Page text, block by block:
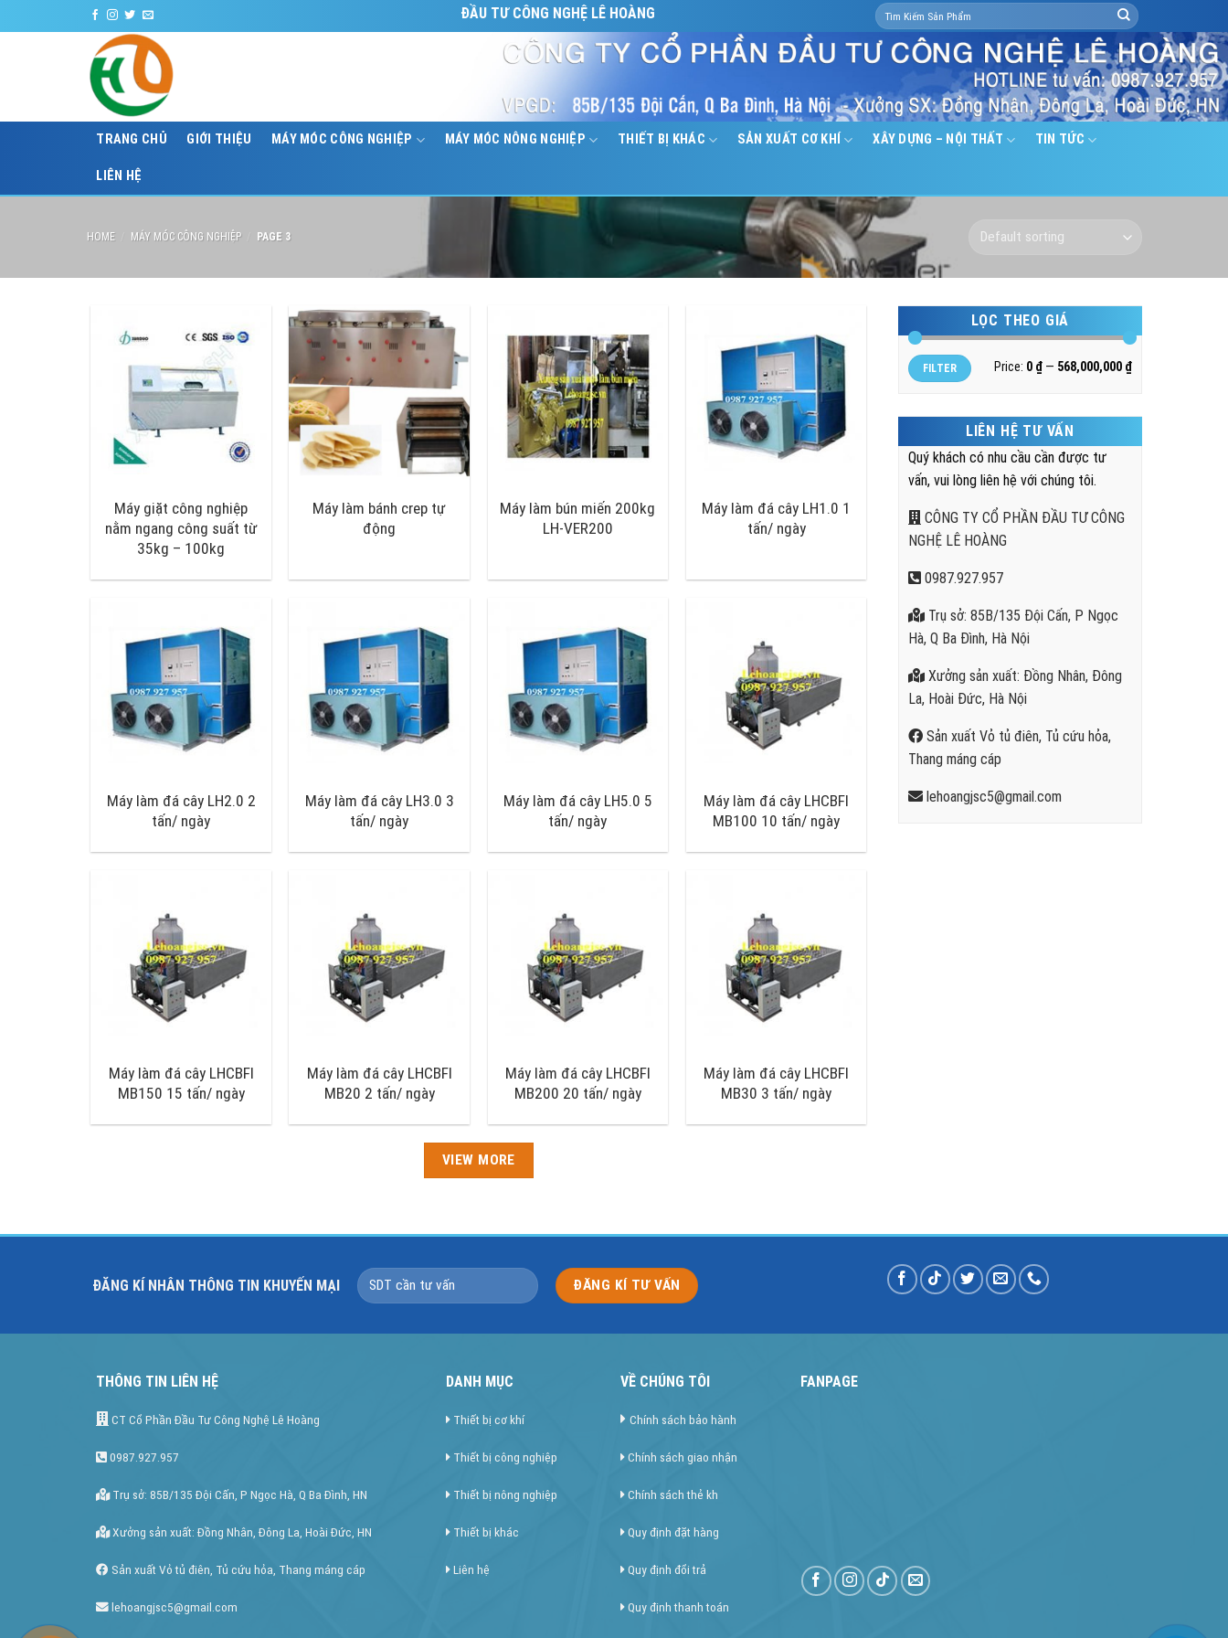
to
CÔNG TY CỔ PHẦN ĐẦU TƯ CÔNG NGHỆ LÊ HOÀNG
Search
for:
TRANG CHỦ GIỚI THIỆU MÁY MÓC CÔNG NGHIỆP MÁY MÓC NÔNG NGHIỆP THIẾT BỊ KHÁC SẢN XUẤT CƠ KHÍ XÂY DỰNG – NỘI THẤT TIN TỨC
LIÊN HỆ
HOME MÁY MÓC CÔNG NGHIỆP PAGE 3
Máy giặt công nghiệp
nằm ngang công suất từ
35kg – 100kg
Máy làm bánh crep tự
động
Máy làm bún miến 200kg
LH-VER200
Máy làm đá cây LH1.0 1
tấn/ ngày
Máy làm đá cây LH2.0 2
tấn/ ngày
Máy làm đá cây LH3.0 3
tấn/ ngày
Máy làm đá cây LH5.0 5
tấn/ ngày
Máy làm đá cây LHCBFI
MB100 10 tấn/ ngày
Máy làm đá cây LHCBFI
MB150 15 tấn/ ngày
Máy làm đá cây LHCBFI
MB20 2 tấn/ ngày
Máy làm đá cây LHCBFI
MB200 20 tấn/ ngày
Máy làm đá cây LHCBFI
MB30 3 tấn/ ngày
VIEW MORE
LỌC THEO GIÁ
Min
price
Max
priceFILTER Price: 0 ₫— 568,000,000 ₫
LIÊN HỆ TƯ VẤN
Quý khách có nhu cầu cần được tư
vấn, vui lòng liên hệ với chúng tôi.
CÔNG TY CỔ PHẦN ĐẦU TƯ CÔNG
NGHỆ LÊ HOÀNG
0987.927.957
Trụ sở: 85B/135 Đội Cấn, P Ngọc
Hà, Q Ba Đình, Hà Nội
Xưởng sản xuất: Đồng Nhân, Đông
La, Hoài Đức, Hà Nội
Sản xuất Vỏ tủ điên, Tủ cứu hỏa,
Thang máng cáp
lehoangjsc5@gmail.com
ĐĂNG KÍ NHÂN THÔNG TIN KHUYẾN MẠI
THÔNG TIN LIÊN HỆ
CT Cổ Phần Đầu Tư Công Nghệ Lê Hoàng
0987.927.957
Trụ sở: 85B/135 Đội Cấn, P Ngọc Hà, Q Ba Đình, HN
Xưởng sản xuất: Đồng Nhân, Đông La, Hoài Đức, HN
Sản xuất Vỏ tủ điên, Tủ cứu hỏa, Thang máng cáp
lehoangjsc5@gmail.com
DANH MỤC
Thiết bị cơ khí
Thiết bị công nghiệp
Thiết bị nông nghiệp
Thiết bị khác
Liên hệ
VỀ CHÚNG TÔI
Chính sách bảo hành
Chính sách giao nhận
Chính sách thẻ kh
Quy định đặt hàng
Quy định đổi trả
Quy định thanh toán
FANPAGE